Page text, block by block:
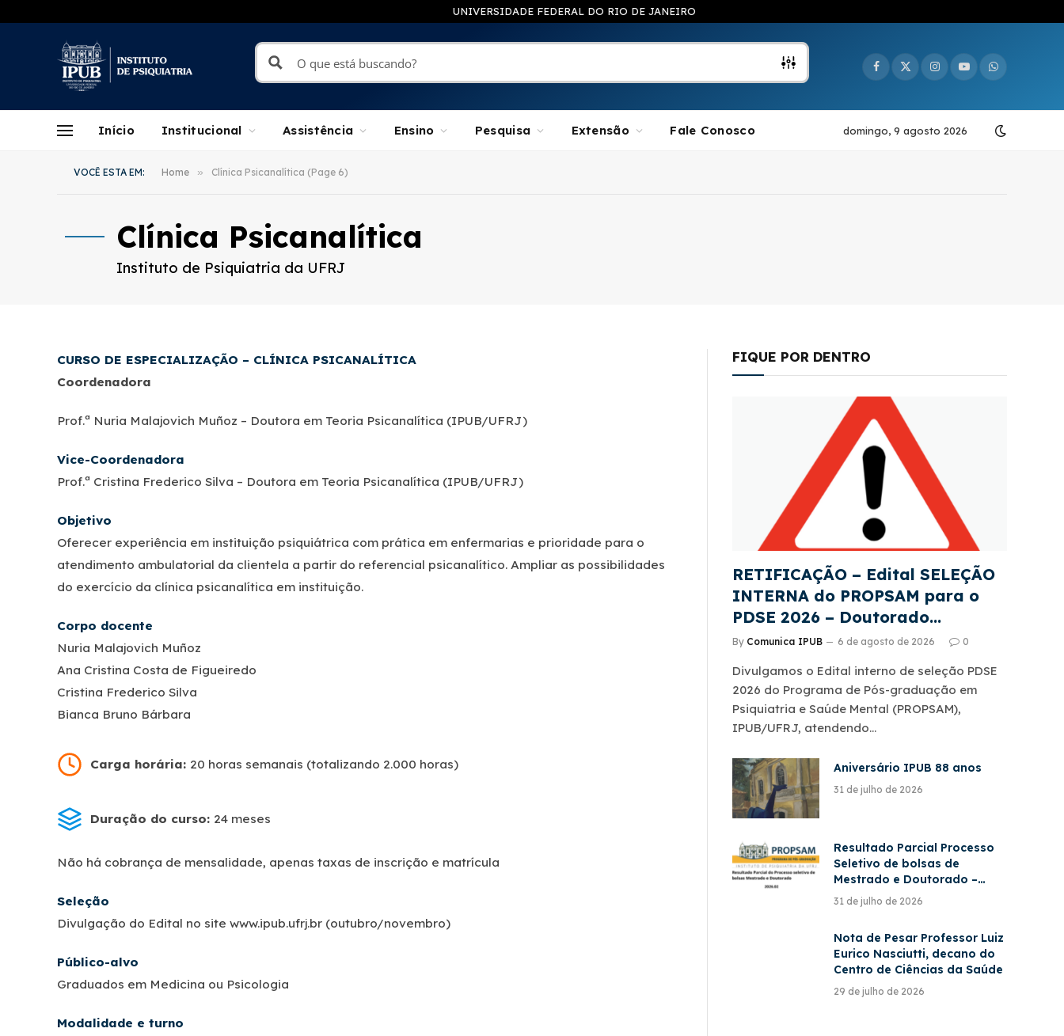
UNIVERSIDADE FEDERAL DO RIO DE JANEIRO
Facebook
X
Instagram
YouTubeWhatsApp
Início Institucional Assistência Ensino Pesquisa Extensão Fale Conosco domingo, 9 agosto 2026
VOCÊ ESTA EM: Home » Clínica Psicanalítica (Page 6)
Clínica Psicanalítica
Instituto de Psiquiatria da UFRJ
CURSO DE ESPECIALIZAÇÃO – CLÍNICA PSICANALÍTICA
Coordenadora
Prof.ª Nuria Malajovich Muñoz – Doutora em Teoria Psicanalítica (IPUB/UFRJ)
Vice-Coordenadora
Prof.ª Cristina Frederico Silva – Doutora em Teoria Psicanalítica (IPUB/UFRJ)
Objetivo
Oferecer experiência em instituição psiquiátrica com prática em enfermarias e prioridade para o
atendimento ambulatorial da clientela a partir do referencial psicanalítico. Ampliar as possibilidades
do exercício da clínica psicanalítica em instituição.
Corpo docente
Nuria Malajovich Muñoz
Ana Cristina Costa de Figueiredo
Cristina Frederico Silva
Bianca Bruno Bárbara
Carga horária: 20 horas semanais (totalizando 2.000 horas)
Duração do curso: 24 meses
Não há cobrança de mensalidade, apenas taxas de inscrição e matrícula
Seleção
Divulgação do Edital no site www.ipub.ufrj.br (outubro/novembro)
Público-alvo
Graduados em Medicina ou Psicologia
Modalidade e turno
FIQUE POR DENTRO
RETIFICAÇÃO – Edital SELEÇÃO
INTERNA do PROPSAM para o
PDSE 2026 – Doutorado
Sanduíche – Edital CAPES
By Comunica IPUB 6 de agosto de 2026 0
Divulgamos o Edital interno de seleção PDSE
2026 do Programa de Pós-graduação em
Psiquiatria e Saúde Mental (PROPSAM),
IPUB/UFRJ, atendendo…
Aniversário IPUB 88 anos
31 de julho de 2026
Resultado Parcial Processo
Seletivo de bolsas de
Mestrado e Doutorado –
PROPSAM – 2026/2
31 de julho de 2026
Nota de Pesar Professor Luiz
Eurico Nasciutti, decano do
Centro de Ciências da Saúde
29 de julho de 2026